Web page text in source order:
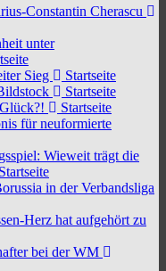
Constantin Cherascu
unter
Sieg
Startseite
Startseite
Startseite
für neuformierte
Wieweit trägt die
Startseite
in der Verbandsliga
Herz hat aufgehört zu
bei der WM